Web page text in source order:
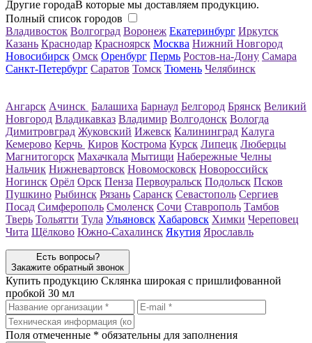
Другие городаВ которые мы доставляем продукцию.
Полный список городов
Владивосток Волгоград Воронеж Екатеринбург Иркутск
Казань Краснодар Красноярск Москва Нижний Новгород
Новосибирск Омск Оренбург Пермь Ростов-на-Дону Самара
Санкт-Петербург Саратов Томск Тюмень Челябинск
Ангарск Ачинск Балашиха Барнаул Белгород Брянск Великий
Новгород Владикавказ Владимир Волгодонск Вологда
Димитровград Жуковский Ижевск Калининград Калуга
Кемерово Керчь Киров Кострома Курск Липецк Люберцы
Магнитогорск Махачкала Мытищи Набережные Челны
Нальчик Нижневартовск Новомосковск Новороссийск
Ногинск Орёл Орск Пенза Первоуральск Подольск Псков
Пушкино Рыбинск Рязань Саранск Севастополь Сергиев
Посад Симферополь Смоленск Сочи Ставрополь Тамбов
Тверь Тольятти Тула Ульяновск Хабаровск Химки Череповец
Чита Щёлково Южно-Сахалинск Якутия Ярославль
Есть вопросы?
Закажите обратный звонок
Купить продукцию Склянка широкая с пришлифованной
пробкой 30 мл
Поля отмеченные * обязательны для заполнения